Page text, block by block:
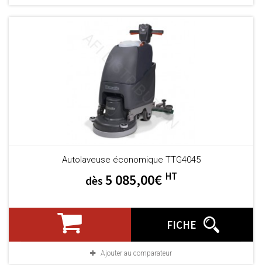
Autolaveuse économique TTG4045
dès 5 085,00€ HT
FICHE
Ajouter au comparateur